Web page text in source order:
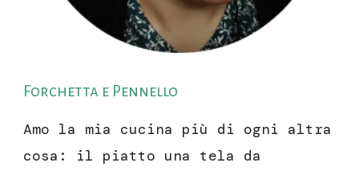
Forchetta e Pennello
Amo la mia cucina più di ogni altra
cosa: il piatto una tela da